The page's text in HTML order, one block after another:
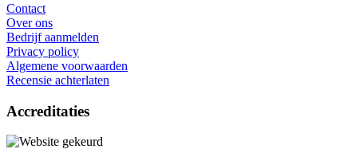
Contact
Over ons
Bedrijf aanmelden
Privacy policy
Algemene voorwaarden
Recensie achterlaten
Accreditaties